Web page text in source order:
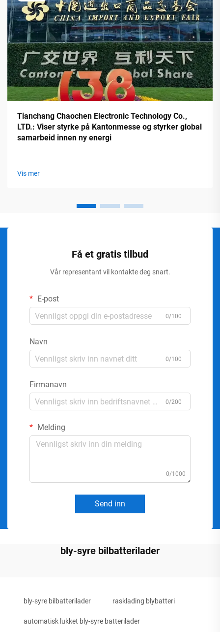
Tianchang Chaochen Electronic Technology Co.,
LTD.: Viser styrke på Kantonmesse og styrker global
samarbeid innen ny energi
Vis mer
Få et gratis tilbud
Vår representant vil kontakte deg snart.
E-post
0/100
Navn
0/100
Firmanavn
0/200
Melding
0/1000
Send inn
bly-syre bilbatterilader
bly-syre bilbatterilader rasklading blybatteri
automatisk lukket bly-syre batterilader